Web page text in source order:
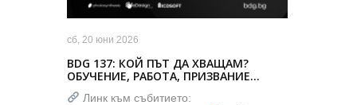
сб, 20 юни 2026
BDG 137: КОЙ ПЪТ ДА ХВАЩАМ?
ОБУЧЕНИЕ, РАБОТА, ПРИЗВАНИЕ…
Линк към събитието: